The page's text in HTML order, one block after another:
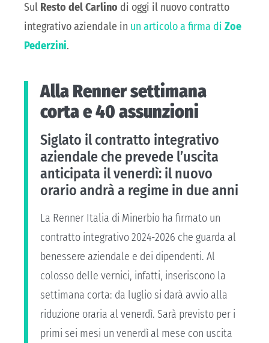
Sul Resto del Carlino di oggi il nuovo contratto
integrativo aziendale in un articolo a firma di Zoe
Pederzini.
Alla Renner settimana
corta e 40 assunzioni
Siglato il contratto integrativo
aziendale che prevede l’uscita
anticipata il venerdì: il nuovo
orario andrà a regime in due anni
La Renner Italia di Minerbio ha firmato un
contratto integrativo 2024-2026 che guarda al
benessere aziendale e dei dipendenti. Al
colosso delle vernici, infatti, inseriscono la
settimana corta: da luglio si darà avvio alla
riduzione oraria al venerdì. Sarà previsto per i
primi sei mesi un venerdì al mese con uscita